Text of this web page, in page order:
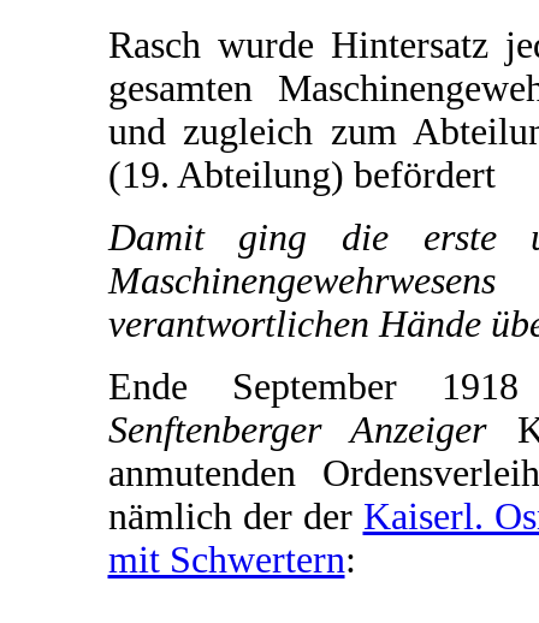
Rasch wurde Hintersatz
gesamten
und zugleich zum
(19. Abteilung) befördert
Damit ging die erste
verantwortlichen Hände
Ende September
Senftenberger Anzeiger
anmutenden
nämlich der der Kaiserl.
mit Schwertern: